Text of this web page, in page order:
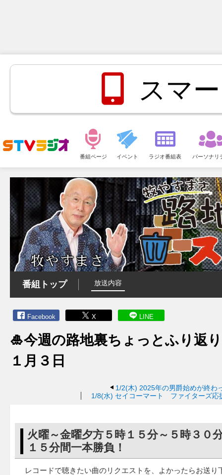
スマ
ュ
ー
番組ページ イベント ラジオ番組表 パーソナリ
番組トップ 放送内容
Facebook X LINE
🎍今週の路地裏ちょっとふり返
１月３日
1/2(木) 2025年の男爵始めが終わ
1/8(水) セイコーマート ファイターズ応
火曜～金曜夕方５時１５分～５時３０
１５分間一本勝負！
レコードで聴きたい曲のリクエストを、よかったらお送り